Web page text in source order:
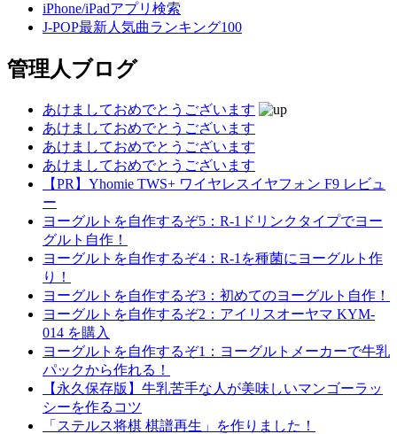
iPhone/iPadアプリ検索
J-POP最新人気曲ランキング100
管理人ブログ
あけましておめでとうございます
あけましておめでとうございます
あけましておめでとうございます
あけましておめでとうございます
【PR】Yhomie TWS+ ワイヤレスイヤフォン F9 レビュ
ー
ヨーグルトを自作するぞ5：R-1ドリンクタイプでヨー
グルト自作！
ヨーグルトを自作するぞ4：R-1を種菌にヨーグルト作
り！
ヨーグルトを自作するぞ3：初めてのヨーグルト自作！
ヨーグルトを自作するぞ2：アイリスオーヤマ KYM-
014 を購入
ヨーグルトを自作するぞ1：ヨーグルトメーカーで牛乳
パックから作れる！
【永久保存版】牛乳苦手な人が美味しいマンゴーラッ
シーを作るコツ
「ステルス将棋 棋譜再生」を作りました！